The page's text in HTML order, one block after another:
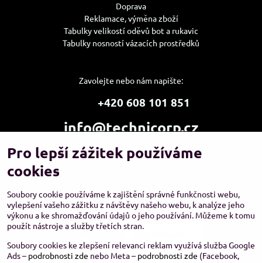
Doprava
Reklamace, výměna zboží
Tabulky velikostí oděvů bot a rukavic
Tabulky nosností vázacích prostředků
Zavolejte nebo nám napište:
+420 608 101 851
info@technicorp.cz
Showroom a výdejní místo:
TECHNICORP ESHOP s.r.o.
Pro lepší zážitek používáme
cookies
Soubory cookie používáme k zajištění správné funkčnosti webu,
vylepšení vašeho zážitku z návštěvy našeho webu, k analýze jeho
výkonu a ke shromažďování údajů o jeho používání. Můžeme k tomu
použít nástroje a služby třetích stran.
Soubory cookies ke zlepšení relevanci reklam využívá služba Google
Ads – podrobnosti zde nebo Meta – podrobnosti zde (Facebook,